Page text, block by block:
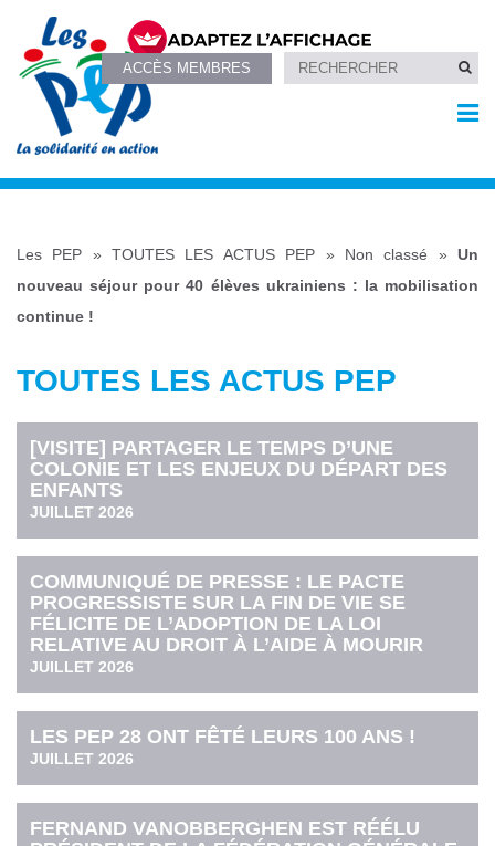
ACCÈS MEMBRES
Les PEP »TOUTES LES ACTUS PEP » Non classé »Un
nouveau séjour pour 40 élèves ukrainiens : la mobilisation
continue !
TOUTES LES ACTUS PEP
[VISITE] PARTAGER LE TEMPS D’UNE
COLONIE ET LES ENJEUX DU DÉPART DES
ENFANTS
JUILLET 2026
COMMUNIQUÉ DE PRESSE : LE PACTE
PROGRESSISTE SUR LA FIN DE VIE SE
FÉLICITE DE L’ADOPTION DE LA LOI
RELATIVE AU DROIT À L’AIDE À MOURIR
JUILLET 2026
LES PEP 28 ONT FÊTÉ LEURS 100 ANS !
JUILLET 2026
FERNAND VANOBBERGHEN EST RÉÉLU